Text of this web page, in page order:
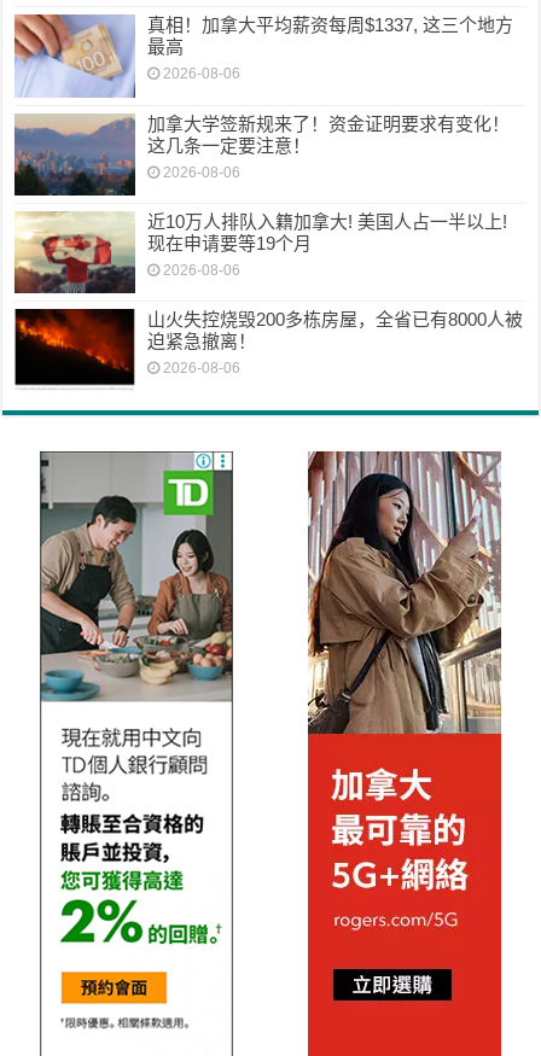
真相！加拿大平均薪资每周$1337, 这三个地方
最高
2026-08-06
加拿大学签新规来了！资金证明要求有变化！
这几条一定要注意！
2026-08-06
近10万人排队入籍加拿大! 美国人占一半以上!
现在申请要等19个月
2026-08-06
山火失控烧毁200多栋房屋，全省已有8000人被
迫紧急撤离！
2026-08-06